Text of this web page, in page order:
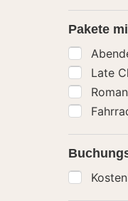
Pakete
Late